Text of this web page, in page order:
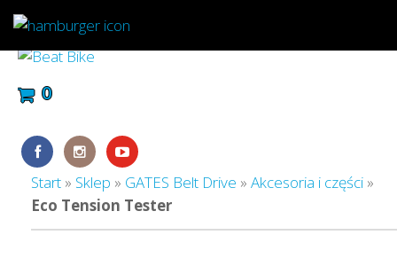
0
Start » Sklep » GATES Belt Drive » Akcesoria i części »
Eco Tension Tester